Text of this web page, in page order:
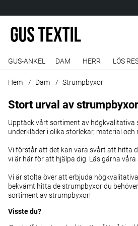
GUS-ANKEL DAM HERR LÖS
Hem Dam Strumpbyxor
Stort urval av strumpbyxor
Upptäck vårt sortiment av
underkläder i olika storlekar, material och
Vi förstår att det kan vara svårt att hitta
vi är här för att hjälpa dig. Läs gärna våra
Vi är stolta över att erbjuda
bekvämt hitta de strumpbyxor du
sortiment av strumpbyxor!
Visste du?